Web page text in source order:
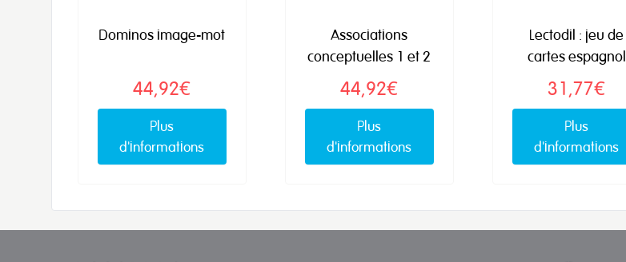
Dominos image-mot
44,92€
Plus
d'informations
Associations
conceptuelles 1 et 2
44,92€
Plus
d'informations
Lectodil : jeu de
cartes espagnol
31,77€
Plus
d'informations